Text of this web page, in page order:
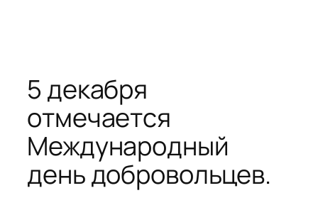
5 декабря
отмечается
Международный
день добровольцев.